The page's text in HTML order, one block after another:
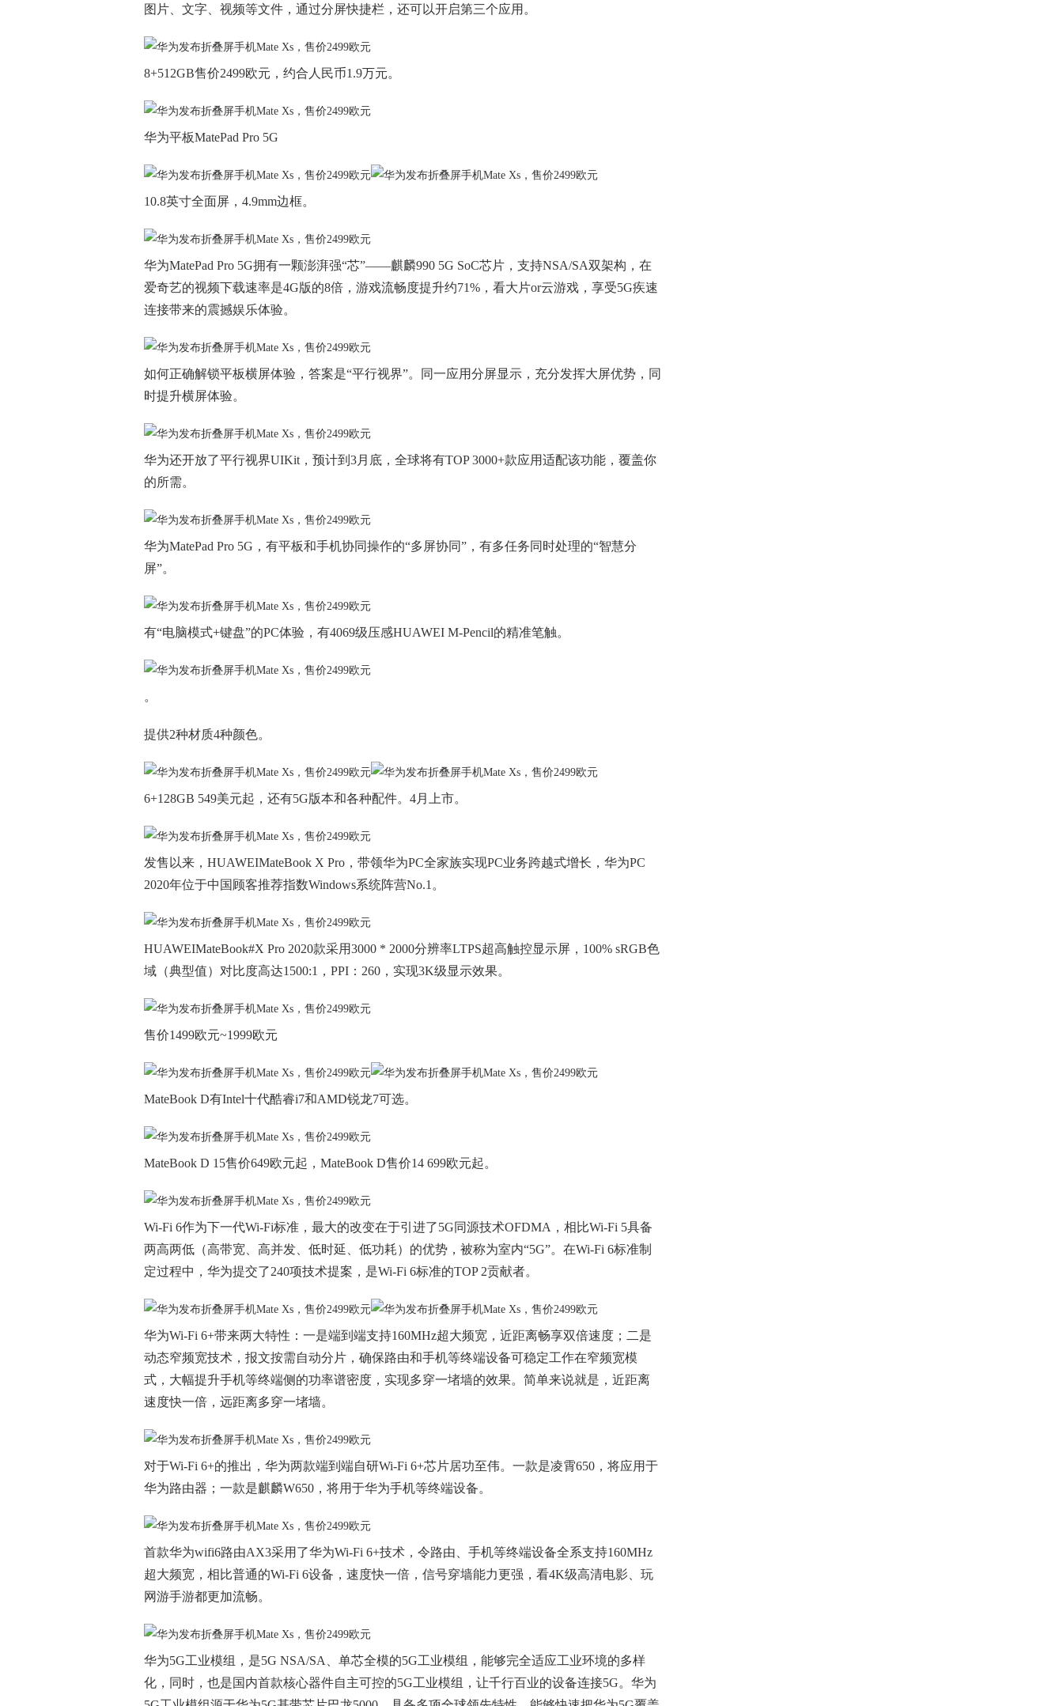
图片、文字、视频等文件，通过分屏快捷栏，还可以开启第三个应用。
8+512GB售价2499欧元，约合人民币1.9万元。
华为平板MatePad Pro 5G
10.8英寸全面屏，4.9mm边框。
华为MatePad Pro 5G拥有一颗澎湃强“芯”——麒麟990 5G SoC芯片，支持NSA/SA双架构，在
爱奇艺的视频下载速率是4G版的8倍，游戏流畅度提升约71%，看大片or云游戏，享受5G疾速
连接带来的震撼娱乐体验。
如何正确解锁平板横屏体验，答案是“平行视界”。同一应用分屏显示，充分发挥大屏优势，同
时提升横屏体验。
华为还开放了平行视界UIKit，预计到3月底，全球将有TOP 3000+款应用适配该功能，覆盖你
的所需。
华为MatePad Pro 5G，有平板和手机协同操作的“多屏协同”，有多任务同时处理的“智慧分
屏”。
有“电脑模式+键盘”的PC体验，有4069级压感HUAWEI M-Pencil的精准笔触。
。
提供2种材质4种颜色。
6+128GB 549美元起，还有5G版本和各种配件。4月上市。
发售以来，HUAWEIMateBook X Pro，带领华为PC全家族实现PC业务跨越式增长，华为PC
2020年位于中国顾客推荐指数Windows系统阵营No.1。
HUAWEIMateBook#X Pro 2020款采用3000 * 2000分辨率LTPS超高触控显示屏，100% sRGB色
域（典型值）对比度高达1500:1，PPI：260，实现3K级显示效果。
售价1499欧元~1999欧元
MateBook D有Intel十代酷睿i7和AMD锐龙7可选。
MateBook D 15售价649欧元起，MateBook D售价14 699欧元起。
Wi-Fi 6作为下一代Wi-Fi标准，最大的改变在于引进了5G同源技术OFDMA，相比Wi-Fi 5具备
两高两低（高带宽、高并发、低时延、低功耗）的优势，被称为室内“5G”。在Wi-Fi 6标准制
定过程中，华为提交了240项技术提案，是Wi-Fi 6标准的TOP 2贡献者。
华为Wi-Fi 6+带来两大特性：一是端到端支持160MHz超大频宽，近距离畅享双倍速度；二是
动态窄频宽技术，报文按需自动分片，确保路由和手机等终端设备可稳定工作在窄频宽模
式，大幅提升手机等终端侧的功率谱密度，实现多穿一堵墙的效果。简单来说就是，近距离
速度快一倍，远距离多穿一堵墙。
对于Wi-Fi 6+的推出，华为两款端到端自研Wi-Fi 6+芯片居功至伟。一款是凌霄650，将应用于
华为路由器；一款是麒麟W650，将用于华为手机等终端设备。
首款华为wifi6路由AX3采用了华为Wi-Fi 6+技术，令路由、手机等终端设备全系支持160MHz
超大频宽，相比普通的Wi-Fi 6设备，速度快一倍，信号穿墙能力更强，看4K级高清电影、玩
网游手游都更加流畅。
华为5G工业模组，是5G NSA/SA、单芯全模的5G工业模组，能够完全适应工业环境的多样
化，同时，也是国内首款核心器件自主可控的5G工业模组，让千行百业的设备连接5G。华为